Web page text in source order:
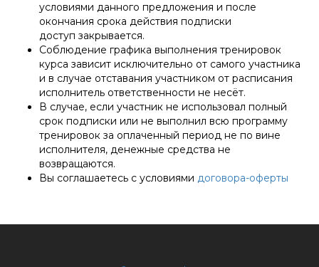
условиями данного предложения и после
окончания срока действия подписки
доступ закрывается.
Соблюдение графика выполнения тренировок
курса зависит исключительно от самого участника
и в случае отставания участником от расписания
исполнитель ответственности не несёт.
В случае, если участник не использовал полный
срок подписки или не выполнил всю программу
тренировок за оплаченный период не по вине
исполнителя, денежные средства не
возвращаются.
Вы соглашаетесь с условиями договора-оферты